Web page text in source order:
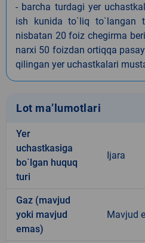
- barcha turdagi yer
ish kunida to`liq to`langan
nisbatan 20 foiz chegirma
narxi 50 foizdan ortiqqa
qilingan yer uchastkalari
Lot ma’lumotlari
Yer
uchastkasiga
bo`lgan huquq
turi
Ijara
Gaz (mavjud
yoki mavjud
emas)
Mavjud